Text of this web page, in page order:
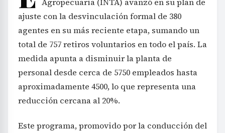
ajuste con la desvinculación formal de 380
agentes en su más reciente etapa, sumando un
total de 757 retiros voluntarios en todo el país. La
medida apunta a disminuir la planta de
personal desde cerca de 5750 empleados hasta
aproximadamente 4500, lo que representa una
reducción cercana al 20%.
Este programa, promovido por la conducción del